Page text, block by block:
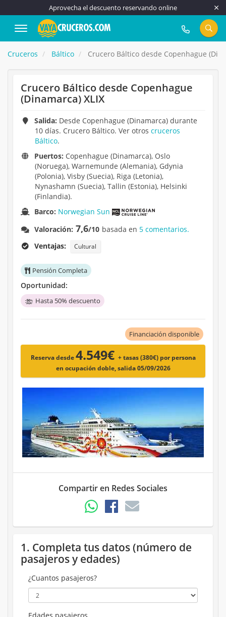
Aprovecha el descuento reservando online
917 815 555
Cruceros Báltico Crucero Báltico desde Copenhague
Crucero Báltico desde Copenhague
(Dinamarca) XLIX
Salida: Desde Copenhague (Dinamarca) durante
10 días. Crucero Báltico. Ver otros cruceros
Báltico.
Puertos: Copenhague (Dinamarca), Oslo
(Noruega), Warnemunde (Alemania), Gdynia
(Polonia), Visby (Suecia), Riga (Letonia),
Nynashamn (Suecia), Tallin (Estonia), Helsinki
(Finlandia).
Barco: Norwegian Sun
Valoración: 7,6/10 basada en 5 comentarios.
Ventajas:
Cultural
Pensión Completa
Oportunidad:
Hasta 50% descuento
Financiación disponible
Reserva desde4.549€ + tasas (380€) por persona
en ocupación doble, salida 05/09/2026
Compartir en Redes Sociales
1. Completa tus datos (número de
pasajeros y edades)
¿Cuantos pasajeros?